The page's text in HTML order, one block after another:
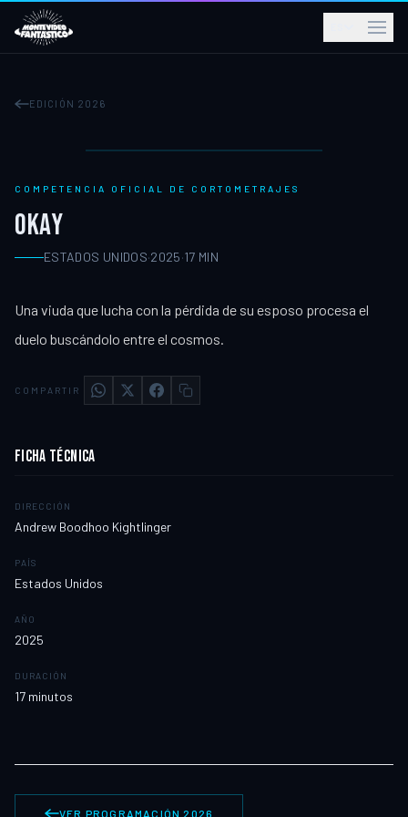
EDICIÓN 2026
COMPETENCIA OFICIAL DE CORTOMETRAJES
OKAY
ESTADOS UNIDOS·2025·17 MIN
Una viuda que lucha con la pérdida de su esposo procesa el
duelo buscándolo entre el cosmos.
COMPARTIR
FICHA TÉCNICA
DIRECCIÓN
Andrew Boodhoo Kightlinger
PAÍS
Estados Unidos
AÑO
2025
DURACIÓN
17 minutos
VER PROGRAMACIÓN 2026